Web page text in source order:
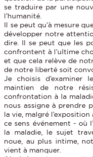
se traduire par une
l’humanité.
Il se peut qu’à mesure
développer notre
dire. Il se peut que les
confrontent à l’ultime
et que cela relève de
de notre liberté soit
Je choisis d’examiner
maintien de notre
confrontation à la
nous assigne à prendre
la vie, malgré
ce sens événement - où
la maladie, le sujet
noue, au plus intime,
vient à manquer.